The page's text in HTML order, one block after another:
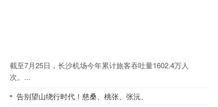
截至7月25日，长沙机场今年累计旅客吞吐量1602.4万人
次。...
告别望山绕行时代！慈桑、桃张、张沅、